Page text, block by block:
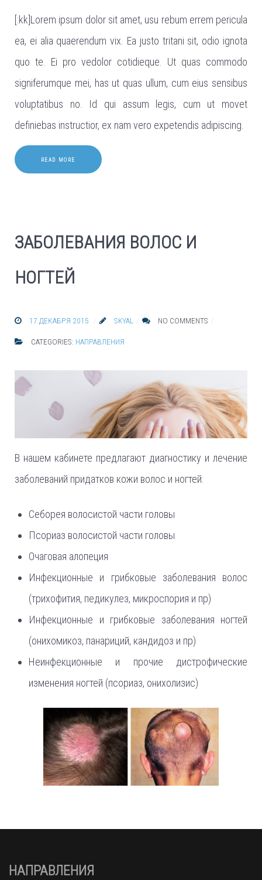
[:kk]Lorem ipsum dolor sit amet, usu rebum errem pericula
ea, ei alia quaerendum vix. Ea justo tritani sit, odio ignota
quo te. Ei pro vedolor cotidieque. Ut quas commodo
signiferumque mei, has ut quas ullum, cum eius sensibus
voluptatibus no. Id qui assum legis, cum ut movet
definiebas instructior, ex nam vero expetendis adipiscing.
READ MORE
ЗАБОЛЕВАНИЯ ВОЛОС И
НОГТЕЙ
17 ДЕКАБРЯ 2015 SKYAL NO COMMENTS
CATEGORIES: НАПРАВЛЕНИЯ
В нашем кабинете предлагают диагностику и лечение
заболеваний придатков кожи волос и ногтей:
Себорея волосистой части головы
Псориаз волосистой части головы
Очаговая алопеция
Инфекционные и грибковые заболевания волос
(трихофития, педикулез, микроспория и пр)
Инфекционные и грибковые заболевания ногтей
(онихомикоз, панариций, кандидоз и пр)
Неинфекционные и прочие дистрофические
изменения ногтей (псориаз, онихолизис)
НАПРАВЛЕНИЯ